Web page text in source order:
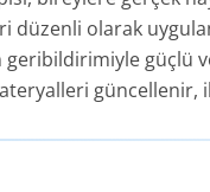
olarak
güçlü